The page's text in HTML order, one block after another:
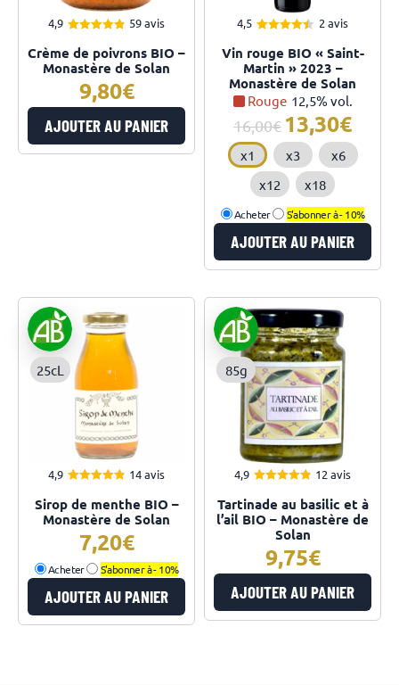
4,9
sur 5
59 avis
Crème de poivrons BIO –
Monastère de Solan
9,80
AJOUTER AU PANIER
4,5
sur 5
2 avis
Vin rouge BIO « Saint-
Martin » 2023 –
Monastère de Solan
Rouge 12,5% vol.
16,00
Le
prix
initial
était :
16,00€.
13,30
prix
actuel
x1 x3
x6
x12
x18
Acheter S'abonner à -10%
AJOUTER AU PANIER
25cL
4,9
sur 5
14 avis
Sirop de menthe BIO –
Monastère de Solan
7,20
Acheter S'abonner à -10%
AJOUTER AU PANIER
85g
4,9
sur 5
12 avis
Tartinade au basilic et à
l’ail BIO – Monastère de
Solan
9,75
AJOUTER AU PANIER